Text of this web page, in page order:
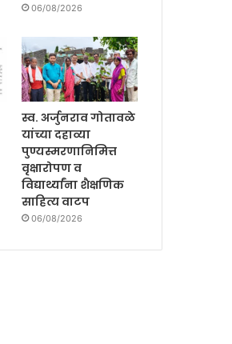
06/08/2026
स्व. अर्जुनराव गोतावळे
यांच्या दहाव्या
पुण्यस्मरणानिमित्त
वृक्षारोपण व
विद्यार्थ्यांना शैक्षणिक
साहित्य वाटप
06/08/2026